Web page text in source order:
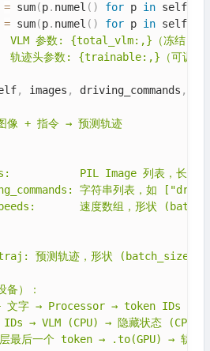
= sum(p. numel ( ) for p in self
= sum(p. numel ( ) for p in self
VLM 参数: {total_vlm:,}（冻结，在
轨迹头参数: {trainable:,}（可训练，
, images , driving_commands ,
像 + 指令 → 预测轨迹
PIL Image 列表，长度
字符串列表，如
速度数组，形状
预测轨迹，形状 (batch_size,
）：
文字 → Processor → token IDs
→ VLM (CPU) → 隐藏状态 (CPU)
最后一个 token → .to(GPU) → 轨迹